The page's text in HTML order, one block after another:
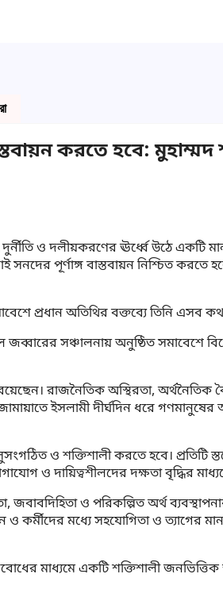
করতে হবে: মুহাম্মদ
ও দলীয়করণের ঊর্ধ্বে উঠে একটি
পূর্ণাঙ্গ বাস্তবায়ন নিশ্চিত করতে
প্রধান অতিথির বক্তব্যে তিনি এসব
সঞ্চালনায় অনুষ্ঠিত সমাবেশে
রাজনৈতিক অস্থিরতা,
ইসলামী দীর্ঘদিন ধরে
ও শক্তিশালী করতে হবে। প্রতিটি
ও দায়িত্বশীলদের দক্ষতা বৃদ্ধির
জবাবদিহিতা ও পরিকল্পিত অর্থ
মধ্যে সহযোগিতা ও ত্যাগের
মাধ্যমে একটি শক্তিশালী